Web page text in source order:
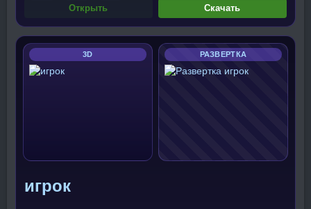
Открыть Скачать
3D РАЗВЕРТКА
игрок